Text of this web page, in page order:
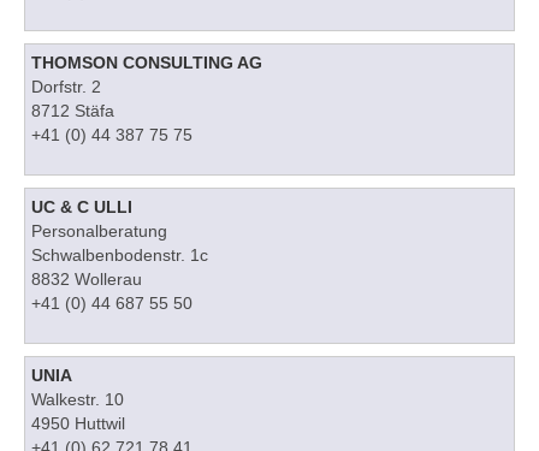
THOMSON CONSULTING AG
Dorfstr. 2
8712 Stäfa
+41 (0) 44 387 75 75
UC & C ULLI
Personalberatung
Schwalbenbodenstr. 1c
8832 Wollerau
+41 (0) 44 687 55 50
UNIA
Walkestr. 10
4950 Huttwil